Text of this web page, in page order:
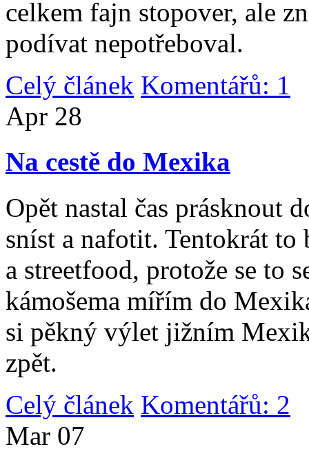
celkem fajn stopover, ale
podívat nepotřeboval.
Celý článek Komentářů: 1
Apr 28
Na cestě do Mexika
Opět nastal čas prásknout
sníst a nafotit. Tentokrát
a streetfood, protože se to
kámošema mířím do
si pěkný výlet jižním
zpět.
Celý článek Komentářů: 2
Mar 07